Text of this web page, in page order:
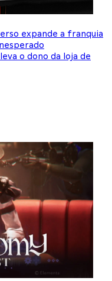
expande a franquia
o dono da loja de